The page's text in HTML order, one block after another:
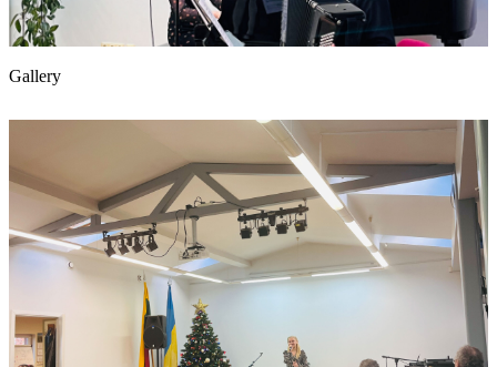
Gallery